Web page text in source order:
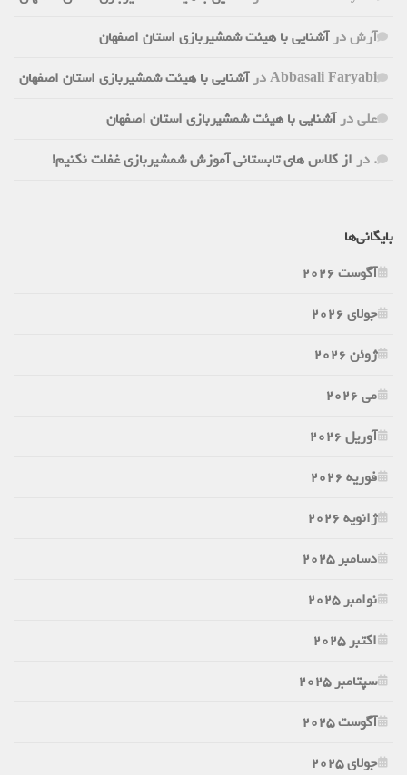
آرشدرآشنایی با هیئت شمشیربازی استان اصفهان
Abbasali Faryabiدرآشنایی با هیئت شمشیربازی استان اصفهان
علیدرآشنایی با هیئت شمشیربازی استان اصفهان
. در از کلاس های تابستانی آموزش شمشیربازی غفلت نکنیم!
بایگانی‌ها
آگوست 2026
جولای 2026
ژوئن 2026
می 2026
آوریل 2026
فوریه 2026
ژانویه 2026
دسامبر 2025
نوامبر 2025
اکتبر 2025
سپتامبر 2025
آگوست 2025
جولای 2025